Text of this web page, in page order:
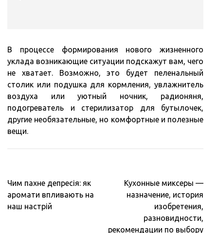
В процессе формирования нового жизненного
уклада возникающие ситуации подскажут вам, чего
не хватает. Возможно, это будет пеленальный
столик или подушка для кормления, увлажнитель
воздуха или уютный ночник, радионяня,
подогреватель и стерилизатор для бутылочек,
другие необязательные, но комфортные и полезные
вещи.
Навигация
по
записям
Чим пахне депресія: як
аромати впливають на
наш настрій
Кухонные миксеры —
назначение, история
изобретения,
разновидности,
рекомендации по выбору